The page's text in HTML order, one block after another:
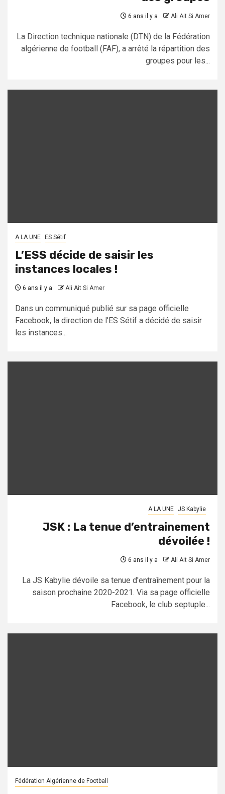
6 ans il y a Ali Ait Si Amer
La Direction technique nationale (DTN) de la Fédération
algérienne de football (FAF), a arrêté la répartition des
groupes pour les...
A LA UNE ES Sétif
L’ESS décide de saisir les
instances locales !
6 ans il y a Ali Ait Si Amer
Dans un communiqué publié sur sa page officielle
Facebook, la direction de l’ES Sétif a décidé de saisir
les instances...
A LA UNE JS Kabylie
JSK : La tenue d’entrainement
dévoilée !
6 ans il y a Ali Ait Si Amer
La JS Kabylie dévoile sa tenue d'entraînement pour la
saison prochaine 2020-2021. Via sa page officielle
Facebook, le club septuple...
Fédération Algérienne de Football